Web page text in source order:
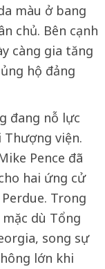
màu ở bang
chủ. Bên cạnh
càng gia tăng
hộ đảng
đang nỗ lực
viện.
Pence đã
hai ứng cử
Trong
dù Tổng
song sự
lớn khi